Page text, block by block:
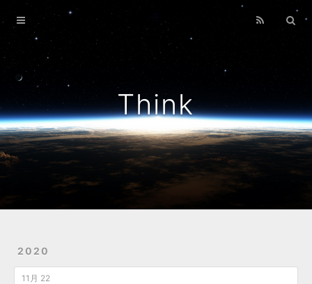
Think
2020
11月 22
Home